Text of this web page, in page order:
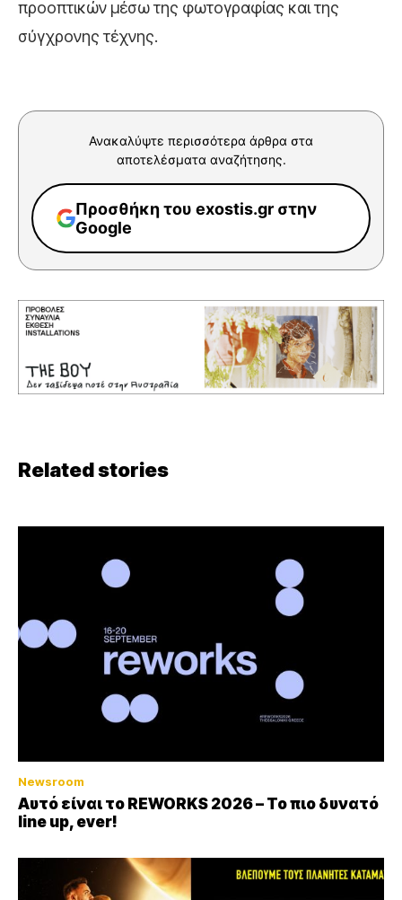
προοπτικών μέσω της φωτογραφίας και της
σύγχρονης τέχνης.
Ανακαλύψτε περισσότερα άρθρα στα
αποτελέσματα αναζήτησης.
Προσθήκη του exostis.gr στην
Google
Related stories
Newsroom
Αυτό είναι το REWORKS 2026 – Το πιο δυνατό
line up, ever!